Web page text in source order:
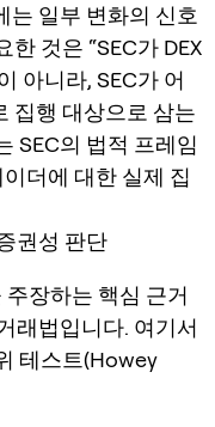
는 일부 변화의 신호
것은 “SEC가 DEX
아니라, SEC가 어
집행 대상으로 삼는
SEC의 법적 프레임
더에 대한 실제 집
권성 판단
장하는 핵심 근거
래법입니다. 여기서
테스트(Howey